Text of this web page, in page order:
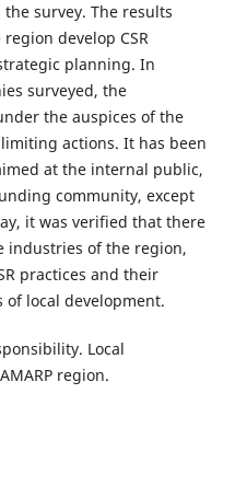
survey. The results
develop CSR
planning. In
surveyed, the
the auspices of the
actions. It has been
at the internal public,
community, except
it was verified that there
industries of the region,
practices and their
of local development.
Local
region.